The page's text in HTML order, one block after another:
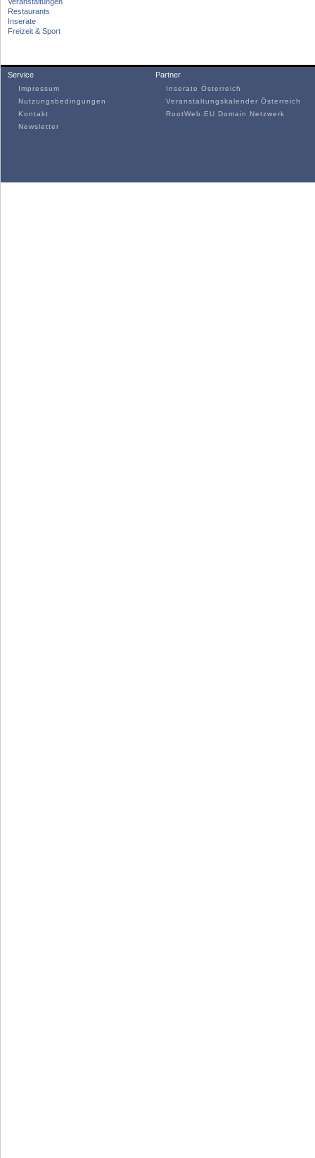
Restaurants
Inserate
Freizeit & Sport
Service
Impressum
Nutzungsbedingungen
Kontakt
Newsletter
Partner
Inserate Österreich
Veranstaltungskalender Österreich
RootWeb.EU Domain Netzwerk